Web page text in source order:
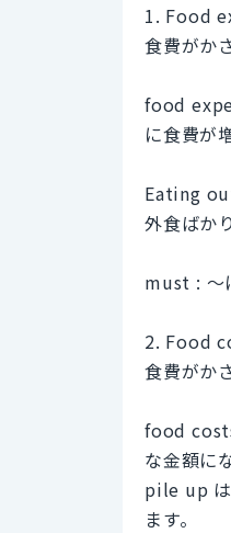
1. Food
食費がか
food
に食費が
Eating
外食ばか
must : 〜
2. Food
食費がか
food
な金額に
pile up は
ます。